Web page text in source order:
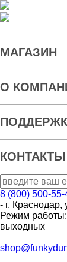
МАГАЗИН
О
КОНТАКТЫ
8 (800) 500-55-
- г. Краснодар,
Режим
выходных